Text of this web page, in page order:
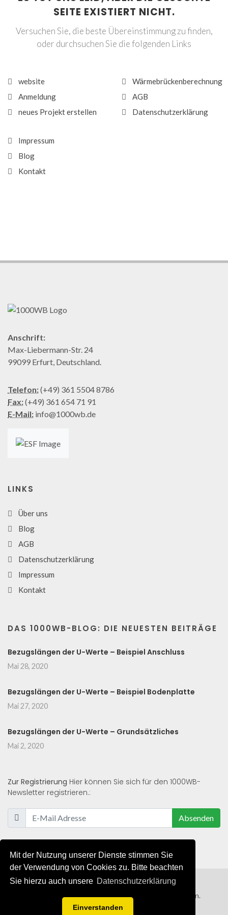
Mit der Nutzung unserer Dienste stimmen Sie
der Verwendung von Cookies zu. Bitte beachten
Sie hierzu auch unsere Datenschutzerklärung
Einverstanden
SEITE EXISTIERT NICHT.
Versuchen Sie, die beste Übereinstimmung zu finden,
oder durchsuchen Sie die folgenden Links
website
Anmeldung
neues Projekt erstellen
Wärmebrückenberechnung
AGB
Datenschutzerklärung
Impressum
Blog
Kontakt
Anschrift:
Max-Liebermann-Str. 24
99099 Erfurt, Deutschland.
Telefon:(+49) 361 5504 8786
Fax:(+49) 361 654 71 91
E-Mail: info@1000wb.de
LINKS
Über uns
Blog
AGB
Datenschutzerklärung
Impressum
Kontakt
DAS 1000WB-BLOG: DIE NEUESTEN BEITRÄGE
Bezugslängen der U-Werte – Beispiel Anschluss
Mai 28, 2020
Bezugslängen der U-Werte – Beispiel Bodenplatte
Mai 27, 2020
Bezugslängen der U-Werte – Grundsätzliches
Mai 2, 2020
Zur Registrierung Hier können Sie sich für den 1000WB-
Newsletter registrieren.:
Absenden
© 2019 - 2021 - Alle Rechte von 1000WB vorbehalten.
AGB/Datenschutzerklärung